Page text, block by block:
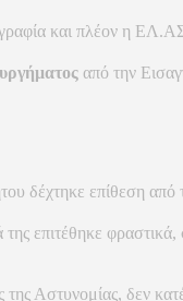
και πλέον η
από την
δέχτηκε επίθεση από
επιτέθηκε
Αστυνομίας, δεν